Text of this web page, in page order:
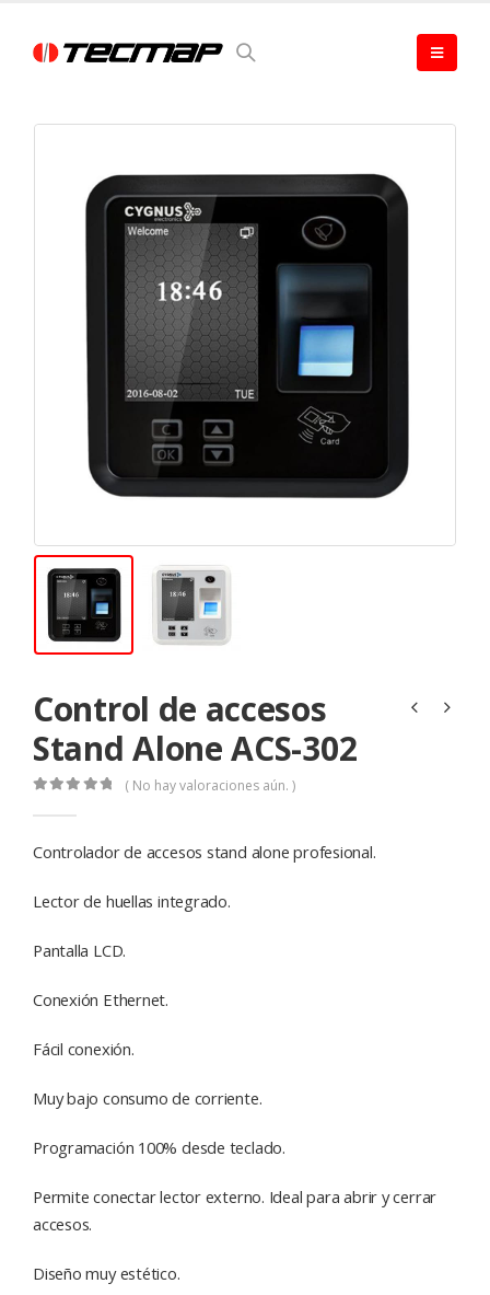
Control de accesos
Stand Alone ACS-302
( No hay valoraciones aún. )
Controlador de accesos stand alone profesional.
Lector de huellas integrado.
Pantalla LCD.
Conexión Ethernet.
Fácil conexión.
Muy bajo consumo de corriente.
Programación 100% desde teclado.
Permite conectar lector externo. Ideal para abrir y cerrar
accesos.
Diseño muy estético.